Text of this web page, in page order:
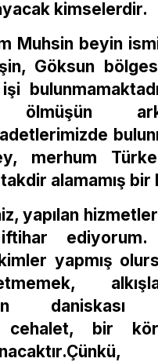
kimselerdir.
beyin
Göksun
merhum
alamamış bir
yapılan
ediyorum.
yapmış
daniskası
cehalet, bir